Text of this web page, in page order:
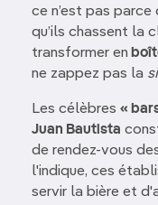
ce n’est pas
qu’ils chassent la
transformer en
ne zappez pas la
Les célèbres «
Juan Bautista
de rendez-vous
l'indique, ces
servir la bière et